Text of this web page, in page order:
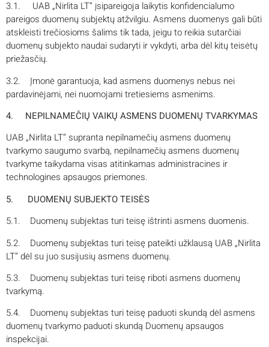
3.1. UAB „Nirlita LT“ įsipareigoja laikytis konfidencialumo
pareigos duomenų subjektų atžvilgiu. Asmens duomenys gali būti
atskleisti trečiosioms šalims tik tada, jeigu to reikia sutarčiai
duomenų subjekto naudai sudaryti ir vykdyti, arba dėl kitų teisėtų
priežasčių.
3.2. Įmonė garantuoja, kad asmens duomenys nebus nei
pardavinėjami, nei nuomojami tretiesiems asmenims.
4. NEPILNAMEČIŲ VAIKŲ ASMENS DUOMENŲ TVARKYMAS
UAB „Nirlita LT“ supranta nepilnamečių asmens duomenų
tvarkymo saugumo svarbą, nepilnamečių asmens duomenų
tvarkyme taikydama visas atitinkamas administracines ir
technologines apsaugos priemones.
5. DUOMENŲ SUBJEKTO TEISĖS
5.1. Duomenų subjektas turi teisę ištrinti asmens duomenis.
5.2. Duomenų subjektas turi teisę pateikti užklausą UAB „Nirlita
LT“ dėl su juo susijusių asmens duomenų.
5.3. Duomenų subjektas turi teisę riboti asmens duomenų
tvarkymą.
5.4. Duomenų subjektas turi teisę paduoti skundą dėl asmens
duomenų tvarkymo paduoti skundą Duomenų apsaugos
inspekcijai.